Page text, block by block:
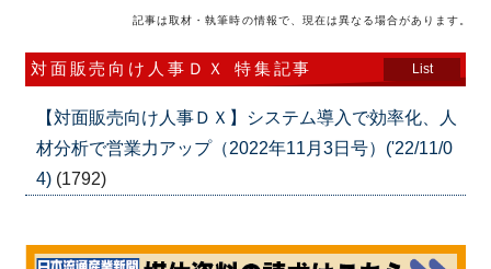
記事は取材・執筆時の情報で、現在は異なる場合があります。
対面販売向け人事ＤＸ 特集記事 List
【対面販売向け人事ＤＸ】システム導入で効率化、人
材分析で営業力アップ（2022年11月3日号）('22/11/0
4) (1792)